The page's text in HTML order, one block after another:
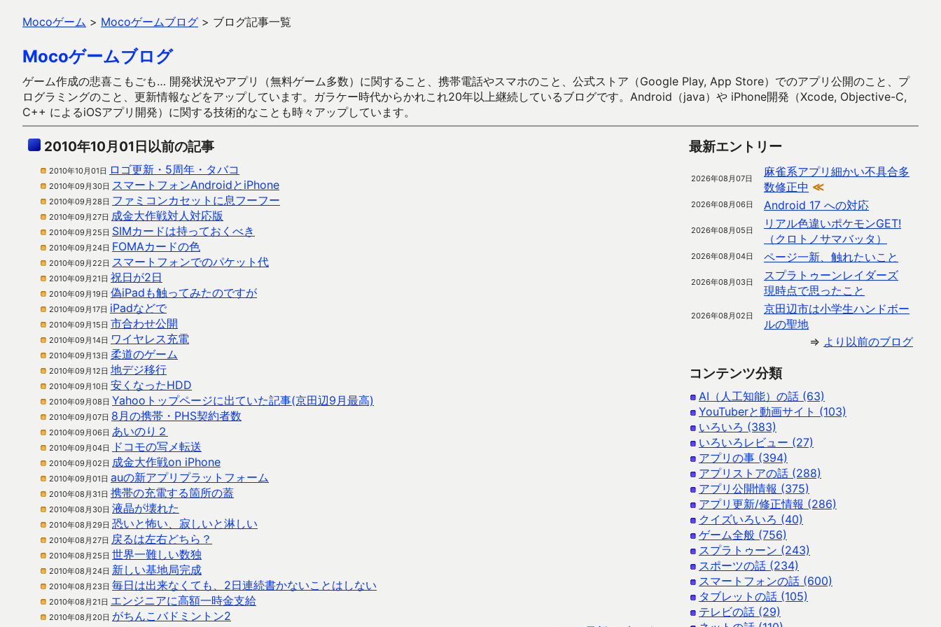
Mocoゲーム > Mocoゲームブログ > ブログ記事一覧
Mocoゲームブログ
ゲーム作成の悲喜こもごも… 開発状況やアプリ（無料ゲーム多数）に関すること、携帯電話やスマホのこと、公式ストア（Google Play, App Store）でのアプリ公開のこと、プ
ログラミングのこと、更新情報などをアップしています。ガラケー時代からかれこれ20年以上継続しているブログです。Android（java）や iPhone開発（Xcode, Objective-C,
C++ によるiOSアプリ開発）に関する技術的なことも時々アップしています。
2010年10月01日以前の記事
2010年10月01日 ロゴ更新・5周年・タバコ
2010年09月30日 スマートフォンAndroidとiPhone
2010年09月28日 ファミコンカセットに息フーフー
2010年09月27日 成金大作戦対人対応版
2010年09月25日 SIMカードは持っておくべき
2010年09月24日 FOMAカードの色
2010年09月22日 スマートフォンでのパケット代
2010年09月21日 祝日が2日
2010年09月19日 偽iPadも触ってみたのですが
2010年09月17日 iPadなどで
2010年09月15日 市合わせ公開
2010年09月14日 ワイヤレス充電
2010年09月13日 柔道のゲーム
2010年09月12日 地デジ移行
2010年09月10日 安くなったHDD
2010年09月08日 Yahooトップページに出ていた記事(京田辺9月最高)
2010年09月07日 8月の携帯・PHS契約者数
2010年09月06日 あいのり２
2010年09月04日 ドコモの写メ転送
2010年09月02日 成金大作戦on iPhone
2010年09月01日 auの新アプリプラットフォーム
2010年08月31日 携帯の充電する箇所の蓋
2010年08月30日 液晶が壊れた
2010年08月29日 恐いと怖い、寂しいと淋しい
2010年08月27日 戻るは左右どちら？
2010年08月25日 世界一難しい数独
2010年08月24日 新しい基地局完成
2010年08月23日 毎日は出来なくても、2日連続書かないことはしない
2010年08月21日 エンジニアに高額一時金支給
2010年08月20日 がちんこバドミントン2
最新エントリー
2026年08月07日
麻雀系アプリ細かい不具合多
数修正中 ≪
2026年08月06日 Android 17 への対応
2026年08月05日
リアル色違いポケモンGET!
（クロトノサマバッタ）
2026年08月04日 ページ一新、触れたいこと
2026年08月03日
スプラトゥーンレイダーズ
現時点で思ったこと
2026年08月02日
京田辺市は小学生ハンドボー
ルの聖地
⇒ より以前のブログ
コンテンツ分類
AI（人工知能）の話 (63)
YouTuberと動画サイト (103)
いろいろ (383)
いろいろレビュー (27)
アプリの事 (394)
アプリストアの話 (288)
アプリ公開情報 (375)
アプリ更新/修正情報 (286)
クイズいろいろ (40)
ゲーム全般 (756)
スプラトゥーン (243)
スポーツの話 (234)
スマートフォンの話 (600)
タブレットの話 (105)
テレビの話 (29)